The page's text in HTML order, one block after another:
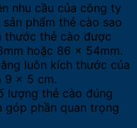
nhu cầu của công ty
phẩm thẻ cào sao
thước thẻ cào được
hoặc 86 x 54mm.
luôn kích thước của
9 x 5 cm.
lượng thẻ cào đúng
góp phần quan trọng